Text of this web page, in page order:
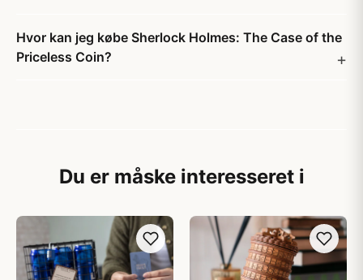
Hvor kan jeg købe Sherlock Holmes: The Case of the
Priceless Coin?
Du er måske interesseret i